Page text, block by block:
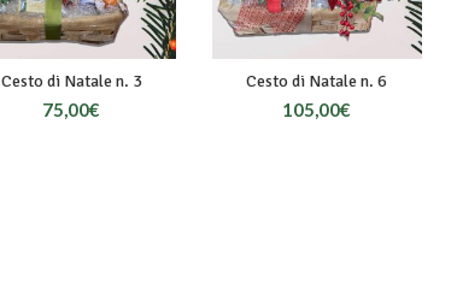
Cesto di Natale n. 3
75,00€
Cesto di Natale n. 6
105,00€